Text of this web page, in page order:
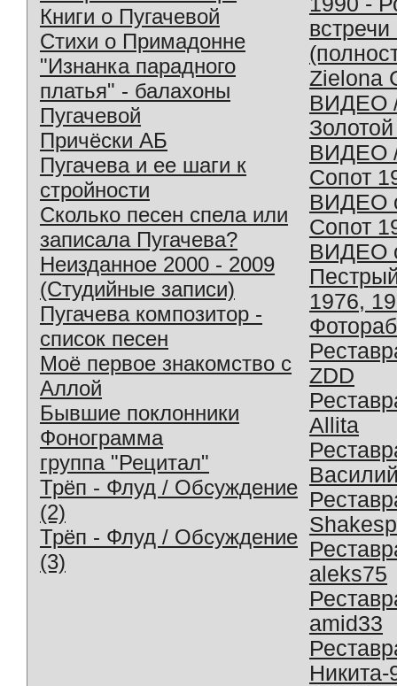
Книги о Пугачевой
Стихи о Примадонне
"Изнанка парадного
платья" - балахоны
Пугачевой
Причёски АБ
Пугачева и ее шаги к
стройности
Сколько песен спела или
записала Пугачева?
Неизданное 2000 - 2009
(Студийные записи)
Пугачева композитор -
список песен
Моё первое знакомство с
Аллой
Бывшие поклонники
Фонограмма
группа "Рецитал"
Трёп - Флуд / Обсуждение
(2)
Трёп - Флуд / Обсуждение
(3)
Zielona
ВИДЕО
ВИДЕО
Сопот
ВИДЕО
Сопот
ВИДЕО
1976,
ZDD
Allita
aleks75
amid33
Никита-